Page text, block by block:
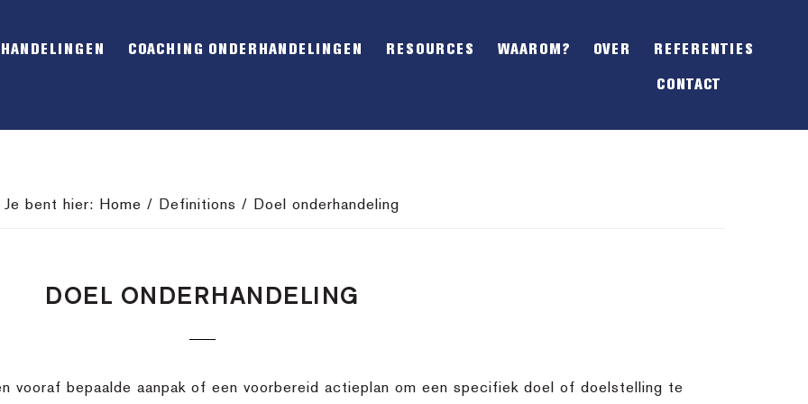
OFFSCREEN
COACHING ONDERHANDELINGEN RESOURCES WAAROM? OVER REFERENTIES
CONTACT
Je bent hier: Home / Definitions / Doel onderhandeling
DOEL ONDERHANDELING
vooraf bepaalde aanpak of een voorbereid actieplan om een specifiek doel of doelstelling te